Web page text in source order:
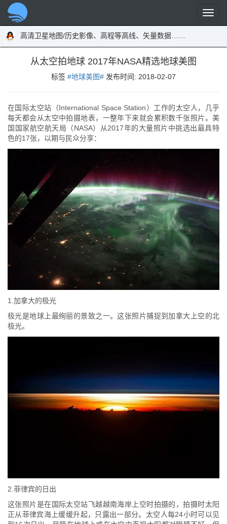
高清卫星地图/历史影像、高程等高线、矢量数据……
从太空拍地球 2017年NASA精选地球美图
标签 #地球美图# 发布时间: 2018-02-07
在国际太空站（International Space Station）工作的太空人，几乎
每天都会从太空中拍摄地表，一整年下来就会累积数千张照片。美
国国家航空航天局（NASA）从2017年的大量照片中挑选出最具特
色的17张，以期与民众分享：
1.加拿大的极光
极光是地球上最绚丽的景致之一。这张照片捕捉到加拿大上空的北
极光。
2.菲律宾的日出
这张照片是在国际太空站飞越越南海岸上空时拍摄的，拍摄时太阳
正从菲律宾海上缓缓升起，只露出一部分。太空人每24小时可以见